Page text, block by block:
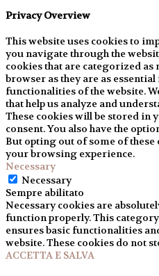
Privacy Overview
This website uses cookies to
you navigate through the
cookies that are categorized as
browser as they are as
functionalities of the website.
that help us analyze and
These cookies will be stored in
consent. You also have the
But opting out of some of these
your browsing experience.
Necessary
Necessary
Sempre abilitato
Necessary cookies are
function properly. This
ensures basic functionalities
website. These cookies do not
ACCETTA E SALVA